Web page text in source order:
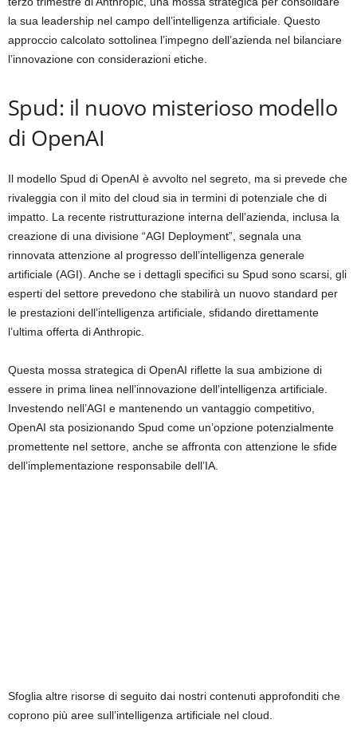
la sua leadership nel campo dell’intelligenza artificiale. Questo
approccio calcolato sottolinea l’impegno dell’azienda nel bilanciare
l’innovazione con considerazioni etiche.
Spud: il nuovo misterioso modello
di OpenAI
Il modello Spud di OpenAI è avvolto nel segreto, ma si prevede che
rivaleggia con il mito del cloud sia in termini di potenziale che di
impatto. La recente ristrutturazione interna dell’azienda, inclusa la
creazione di una divisione “AGI Deployment”, segnala una
rinnovata attenzione al progresso dell’intelligenza generale
artificiale (AGI). Anche se i dettagli specifici su Spud sono scarsi, gli
esperti del settore prevedono che stabilirà un nuovo standard per
le prestazioni dell’intelligenza artificiale, sfidando direttamente
l’ultima offerta di Anthropic.
Questa mossa strategica di OpenAI riflette la sua ambizione di
essere in prima linea nell’innovazione dell’intelligenza artificiale.
Investendo nell’AGI e mantenendo un vantaggio competitivo,
OpenAI sta posizionando Spud come un’opzione potenzialmente
promettente nel settore, anche se affronta con attenzione le sfide
dell’implementazione responsabile dell’IA.
Sfoglia altre risorse di seguito dai nostri contenuti approfonditi che
coprono più aree sull’intelligenza artificiale nel cloud.